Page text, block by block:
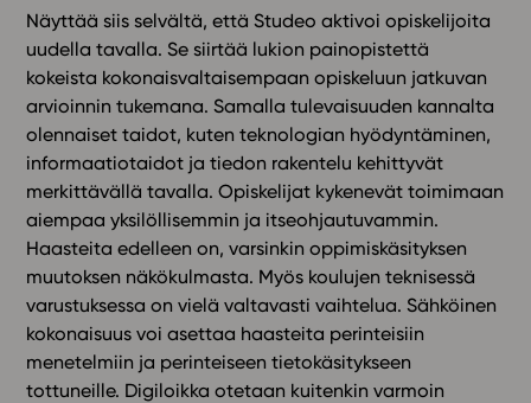
Näyttää siis selvältä, että Studeo aktivoi opiskelijoita
uudella tavalla. Se siirtää lukion painopistettä
kokeista kokonaisvaltaisempaan opiskeluun jatkuvan
arvioinnin tukemana. Samalla tulevaisuuden kannalta
olennaiset taidot, kuten teknologian hyödyntäminen,
informaatiotaidot ja tiedon rakentelu kehittyvät
merkittävällä tavalla. Opiskelijat kykenevät toimimaan
aiempaa yksilöllisemmin ja itseohjautuvammin.
Haasteita edelleen on, varsinkin oppimiskäsityksen
muutoksen näkökulmasta. Myös koulujen teknisessä
varustuksessa on vielä valtavasti vaihtelua. Sähköinen
kokonaisuus voi asettaa haasteita perinteisiin
menetelmiin ja perinteiseen tietokäsitykseen
tottuneille. Digiloikka otetaan kuitenkin varmoin